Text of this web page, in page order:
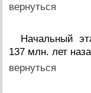
вернуться
Начальный
137 млн. лет
вернуться